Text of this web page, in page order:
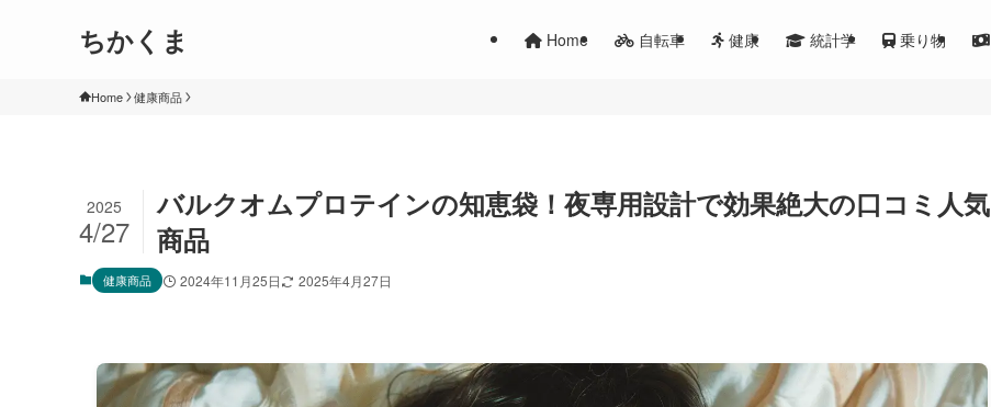
ちかくま Home 自転車 健康 統計学 乗り物
Home 健康商品
バルクオムプロテインの知恵袋！夜専用設計で効果絶大の口コミ人気
商品
2025
4/27
健康商品 2024年11月25日 2025年4月27日